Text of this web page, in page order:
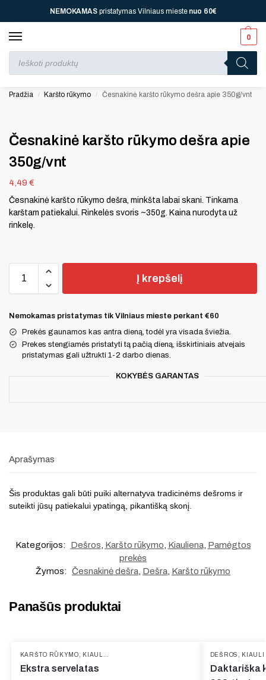
NEMOKAMASpristatymas Vilniaus miestenuo 60€
0
Perkant nuo70 € ⚡ jūsų laukia viena dovana, nuo dvi, nuo150 € ⚡
Pradžia / Karšto rūkymo / Česnakinė karšto rūkymo dešra apie 350g/vnt
Česnakinė karšto rūkymo dešra apie
350g/vnt
4,49 €
Česnakinė karšto rūkymo dešra, minkšta labai skani. Tinkama
karštam patiekalui. Rinkelės svoris ~350g. Kaina nurodyta už
rinkelę.
Į krepšelį
Nemokamas pristatymas tik Vilniaus mieste perkant €60
Prekės gaunamos kas antra dieną, todėl yra visada šviežia.
Prekes stengiamės pristatyti tą pačią dieną, išskirtiniais atvejais
pristatymas gali užtrukti 1-2 darbo dienas.
KOKYBĖS GARANTAS
Aprašymas
Šis produktas gali būti puiki alternatyva tradicinėms dešroms ir
suteikti jūsų patiekalui ypatingą, pikantišką skonį.
Kategorijos: Dešros Karšto rūkymo Kiauliena, Pamėgtos
prekės
Žymos:
Česnakinė dešra Dešra Karšto rūkymo
Panašūs produktai
KARŠTO RŪKYMO KIAULIENA
Ekstra servelatas
DEŠROS
Daktariška